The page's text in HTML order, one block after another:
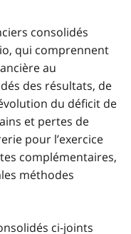
consolidés
qui comprennent
au
des résultats, de
du déficit de
et pertes de
pour l’exercice
complémentaires,
méthodes
ci‑joints